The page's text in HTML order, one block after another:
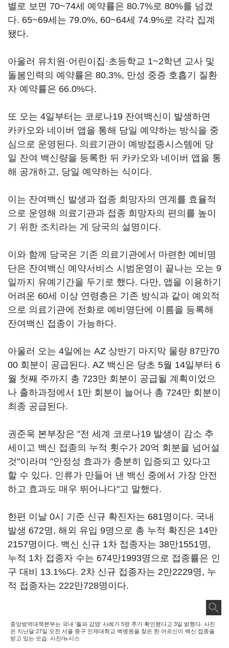
별로 보면 70~74세 예약률은 80.7%로 80%를 넘겼
다. 65~69세는 79.0%, 60~64세 74.9%로 각각 집계
됐다.
아울러 유치원·어린이집·초등학교 1~2학년 교사 및
돌봄인력의 예약률은 80.3%, 만성 중증 호흡기 질환
자 예약률은 66.0%다.
또 오는 4일부터는 코로나19 잔여백신이 발생하면
카카오와 네이버 앱을 통해 당일 예약하는 방식을 중
심으로 운영된다. 의료기관이 예방접종시스템에 당
일 잔여 백신량을 등록한 뒤 카카오와 네이버 앱을 통
해 공개하고, 당일 예약하는 식이다.
이는 잔여백신 발생과 접종 희망자의 연계를 효율적
으로 운영해 의료기관과 접종 희망자의 편의를 높이
기 위한 조치라는 게 당국의 설명이다.
이와 함께 당국은 기존 의료기관에서 마련한 예비명
단은 잔여백신 예약서비스 시범운영이 끝나는 오는 9
일까지 유예기간을 두기로 했다. 다만, 앱을 이용하기
어려운 60세 이상 연령층은 기존 방식과 같이 예외적
으로 의료기관에 전화로 예비명단에 이름을 등록해
잔여백신 접종이 가능하다.
아울러 오는 4일에는 AZ 상반기 마지막 물량 87만70
00 회분이 공급된다. AZ 백신은 당초 5월 14일부터 6
월 첫째 주까지 총 723만 회분이 공급될 계획이었으
나 출하과정에서 1만 회분이 늘어나 총 724만 회분이
최종 공급된다.
권준욱 본부장은 "전 세계 코로나19 발생이 감소 추
세이고 백신 접종의 누적 횟수가 20억 회분을 넘어설
것"이라며 "안정성 효과가 충분히 입증되고 있다고
할 수 있다. 인류가 만들어 낸 백신 중에서 가장 안전
하고 효과도 매우 뛰어나다"고 말했다.
한편 이날 0시 기준 신규 확진자는 681명이다. 국내
발생 672명, 해외 유입 9명으로 총 누적 확진은 14만
2157명이다. 백신 신규 1차 접종자는 38만1551명,
누적 1차 접종자 수는 674만1993명으로 접종률은 인
구 대비 13.1%다. 2차 신규 접종자는 2만2229명, 누
적 접종자는 222만728명이다.
중앙방역대책본부는 국내 '돌파 감염' 사례가 5명 추가 확인됐다고 3일 밝혔다. 사진
은 지난달 27일 오전 서울 중구 인제대학교 백병원을 찾은 한 어르신이 백신 접종을
받고 있는 모습. 사진/뉴시스